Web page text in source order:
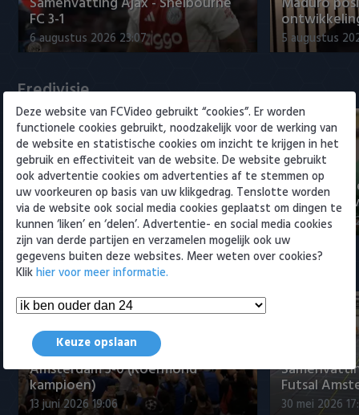
FC 3-1
6 augustus 2026 23:07 5 augustus
Eredivisie
Voorbeschouwing Cambuur-
Excelsior met Plat en El Arguioui
6 augustus 2026 18:49
PSV
ervaren
6 augustus
Samenvattingen Eredivisie
Tigers Roermond - Futsal
Amsterdam 3-0 (Roermond
kampioen)
13 juni 2026 19:06
Futsal
30 mei 2026
Deze website van FCVideo gebruikt “cookies”. Er worden
functionele cookies gebruikt, noodzakelijk voor de werking van
de website en statistische cookies om inzicht te krijgen in het
gebruik en effectiviteit van de website. De website gebruikt
ook advertentie cookies om advertenties af te stemmen op
uw voorkeuren op basis van uw klikgedrag. Tenslotte worden
via de website ook social media cookies geplaatst om dingen te
kunnen ‘liken’ en ‘delen’. Advertentie- en social media cookies
zijn van derde partijen en verzamelen mogelijk ook uw
gegevens buiten deze websites. Meer weten over cookies?
Klikhier voor meer informatie.
Keuze opslaan